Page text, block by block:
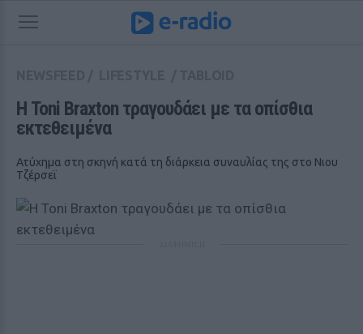
Η Toni Braxton τραγουδάει με τα οπίσθια
εκτεθειμένα
Ατύχημα στη σκηνή κατά τη διάρκεια συναυλίας της στο Νιου
Τζέρσεϊ